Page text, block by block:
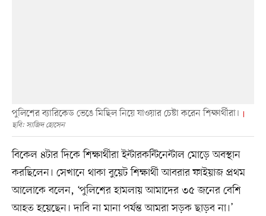
পুলিশের ব্যারিকেড ভেঙে মিছিল নিয়ে যাওয়ার চেষ্টা করেন শিক্ষার্থীরা।
ছবি: সাজিদ হোসেন
বিকেল ৪টার দিকে শিক্ষার্থীরা ইন্টারকন্টিনেন্টাল মোড়ে অবস্থান
করছিলেন। সেখানে থাকা বুয়েট শিক্ষার্থী আবরার ফাইয়াজ প্রথম
আলোকে বলেন, ‘পুলিশের হামলায় আমাদের ৩৫ জনের বেশি
আহত হয়েছেন। দাবি না মানা পর্যন্ত আমরা সড়ক ছাড়ব না।’